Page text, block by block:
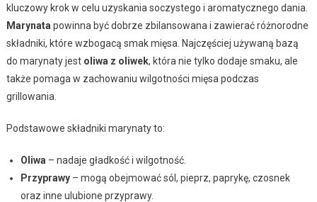
kluczowy krok w celu uzyskania soczystego i aromatycznego dania.
Marynata powinna być dobrze zbilansowana i zawierać różnorodne
składniki, które wzbogacą smak mięsa. Najczęściej używaną bazą
do marynaty jest oliwa z oliwek, która nie tylko dodaje smaku, ale
także pomaga w zachowaniu wilgotności mięsa podczas
grillowania.
Podstawowe składniki marynaty to:
Oliwa – nadaje gładkość i wilgotność.
Przyprawy– mogą obejmować sól, pieprz, paprykę, czosnek
oraz inne ulubione przyprawy.